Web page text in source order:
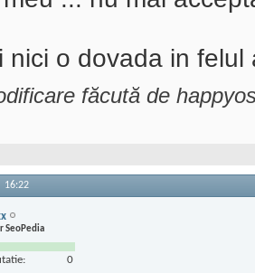
nici o dovada in felul
făcută de
16:22
SeoPedia
0